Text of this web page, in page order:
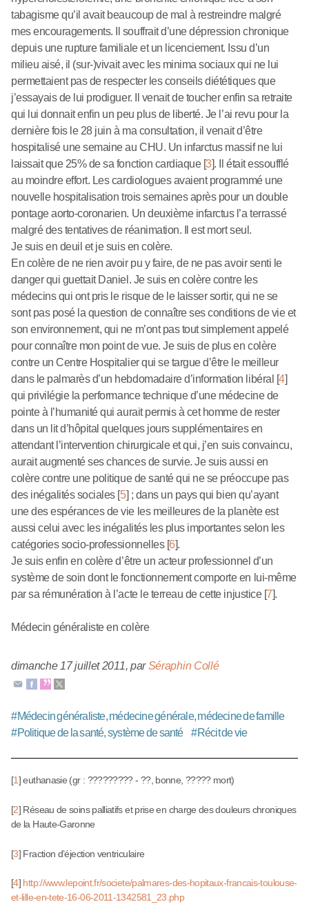
tabagisme qu’il avait beaucoup de mal à restreindre malgré
mes encouragements. Il souffrait d’une dépression chronique
depuis une rupture familiale et un licenciement. Issu d’un
milieu aisé, il (sur-)vivait avec les minima sociaux qui ne lui
permettaient pas de respecter les conseils diététiques que
j’essayais de lui prodiguer. Il venait de toucher enfin sa retraite
qui lui donnait enfin un peu plus de liberté. Je l’ai revu pour la
dernière fois le 28 juin à ma consultation, il venait d’être
hospitalisé une semaine au CHU. Un infarctus massif ne lui
laissait que 25% de sa fonction cardiaque[3]. Il était essoufflé
au moindre effort. Les cardiologues avaient programmé une
nouvelle hospitalisation trois semaines après pour un double
pontage aorto-coronarien. Un deuxième infarctus l’a terrassé
malgré des tentatives de réanimation. Il est mort seul.
Je suis en deuil et je suis en colère.
En colère de ne rien avoir pu y faire, de ne pas avoir senti le
danger qui guettait Daniel. Je suis en colère contre les
médecins qui ont pris le risque de le laisser sortir, qui ne se
sont pas posé la question de connaître ses conditions de vie et
son environnement, qui ne m’ont pas tout simplement appelé
pour connaître mon point de vue. Je suis de plus en colère
contre un Centre Hospitalier qui se targue d’être le meilleur
dans le palmarès d’un hebdomadaire d’information libéral [4]
qui privilégie la performance technique d’une médecine de
pointe à l’humanité qui aurait permis à cet homme de rester
dans un lit d’hôpital quelques jours supplémentaires en
attendant l’intervention chirurgicale et qui, j’en suis convaincu,
aurait augmenté ses chances de survie. Je suis aussi en
colère contre une politique de santé qui ne se préoccupe pas
des inégalités sociales[5] ; dans un pays qui bien qu’ayant
une des espérances de vie les meilleures de la planète est
aussi celui avec les inégalités les plus importantes selon les
catégories socio-professionnelles[6].
Je suis enfin en colère d’être un acteur professionnel d’un
système de soin dont le fonctionnement comporte en lui-même
par sa rémunération à l’acte le terreau de cette injustice[7].
Médecin généraliste en colère
dimanche 17 juillet 2011, parSéraphin Collé
#Médecin généraliste, médecine générale, médecine de famille
#Politique de la santé, système de santé #Récit de vie
[1]euthanasie (gr : ????????? - ??, bonne, ????? mort)
[2] Réseau de soins palliatifs et prise en charge des douleurs chroniques
de la Haute-Garonne
[3] Fraction d’éjection ventriculaire
[4] http://www.lepoint.fr/societe/palmares-des-hopitaux-francais-toulouse-
et-lille-en-tete-16-06-2011-1342581_23.php